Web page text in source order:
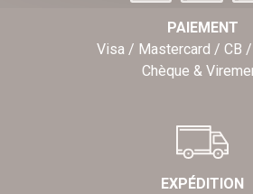
PAIEMENT
Visa / Mastercard / CB
Chèque &
EXPÉDITION